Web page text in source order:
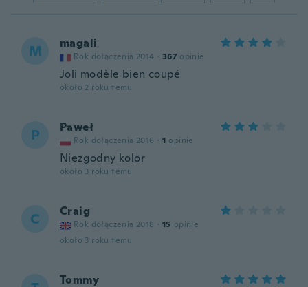
M magali
Rok dołączenia 2014 · 367 opinie
Joli modèle bien coupé
około 2 roku temu
P Paweł
Rok dołączenia 2016 · 1 opinie
Niezgodny kolor
około 3 roku temu
C Craig
Rok dołączenia 2018 · 15 opinie
około 3 roku temu
Tommy